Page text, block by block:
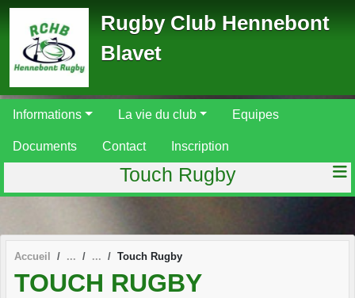
Rugby Club Hennebont
Blavet
Informations La vie du club Equipes
Documents Contact Inscription
Touch Rugby
Accueil Touch Rugby
TOUCH RUGBY
Panneau de gestion des cookies